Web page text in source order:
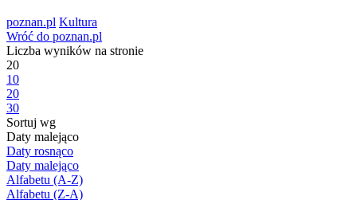
poznan.pl Kultura
Wróć do poznan.pl
Liczba wyników na stronie
20
10
20
30
Sortuj wg
Daty malejąco
Daty rosnąco
Daty malejąco
Alfabetu (A-Z)
Alfabetu (Z-A)